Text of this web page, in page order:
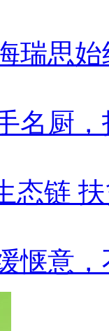
瑞思
名厨
态链
惬意